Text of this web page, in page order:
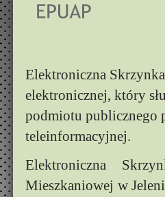
Elektroniczna
elektronicznej, który
podmiotu publicznego
teleinformacyjnej.
Elektroniczna
Mieszkaniowej w